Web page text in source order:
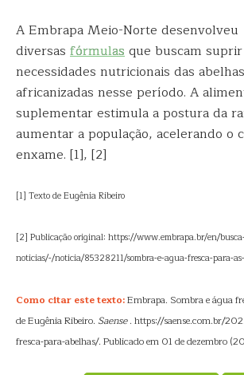
A Embrapa Meio-Norte desenvolveu
diversas fórmulasque buscam
necessidades nutricionais das
africanizadas nesse período. A
suplementar estimula a postura da
aumentar a população, acelerando o
enxame. [1], [2]
[1] Texto de Eugênia Ribeiro
[2] Publicação original: https://www.embrapa.br/en/
noticias/-/noticia/85328211/sombra-e-agua-fresca-para-
Como citar este texto:Embrapa. Sombra e água
de Eugênia Ribeiro. Saense. https://saense.com.br/
fresca-para-abelhas/. Publicado em 01 de dezembro